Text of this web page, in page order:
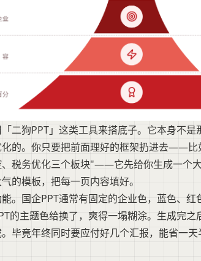
二狗PPT」这类工具来搭底子。它本身不
的。你只要把前面理好的框架扔进去——比
税务优化三个板块"——它先给你生成一个
的模板，把每一页内容填好。
。国企PPT通常有固定的企业色，蓝色、
的主题色给换了，爽得一塌糊涂。生成完
毕竟年终同时要应付好几个汇报，能省一天